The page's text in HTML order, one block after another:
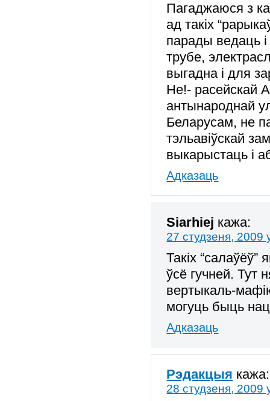
Пагаджаюся з
ад такіх
парады ведаць і
трубе,
выгадна і для
Не!- расейскай
антынароднай
Беларусам, не
тэльавіўскай
выкарыстаць і
Адказаць
Siarhiej кажа:
27 студзеня, 2009
Такіх
ўсё гучней. Тут
вертыкаль-
могуць быць
Адказаць
Рэдакцыя кажа:
28 студзеня, 2009